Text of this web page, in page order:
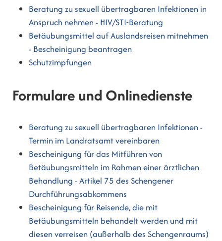
Beratung zu sexuell übertragbaren Infektionen in
Anspruch nehmen - HIV/STI-Beratung
Betäubungsmittel auf Auslandsreisen mitnehmen
- Bescheinigung beantragen
Schutzimpfungen
Formulare und Onlinedienste
Beratung zu sexuell übertragbaren Infektionen -
Termin im Landratsamt vereinbaren
Bescheinigung für das Mitführen von
Betäubungsmitteln im Rahmen einer ärztlichen
Behandlung - Artikel 75 des Schengener
Durchführungsabkommens
Bescheinigung für Reisende, die mit
Betäubungsmitteln behandelt werden und mit
diesen verreisen (außerhalb des Schengenraums)